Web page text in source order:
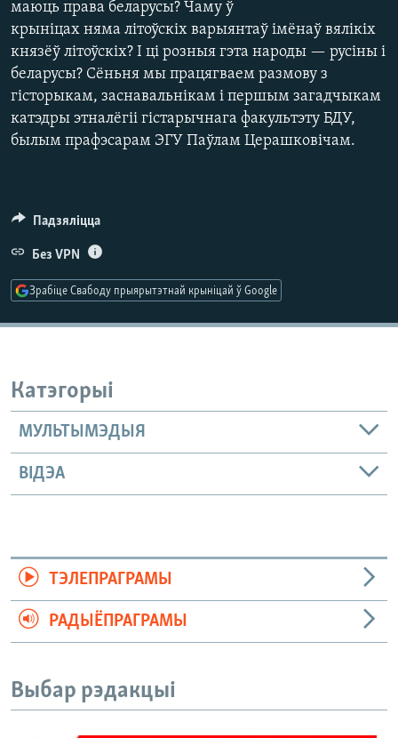
КУЛЬТУРА
КАЛЯНДАР
МОВА
НА ХВАЛЯХ СВАБОДЫ
маюць права беларусы? Чаму ў
крыніцах няма літоўскіх варыянтаў імёнаў вялікіх
князёў літоўскіх? І ці розныя гэта народы — русіны і
беларусы? Сёньня мы працягваем размову з
гісторыкам, заснавальнікам і першым загадчыкам
катэдры этналёгіі гістарычнага факультэту БДУ,
былым прафэсарам ЭГУ Паўлам Церашковічам.
Падзяліцца
Без VPN
Зрабіце Свабоду прыярытэтнай крыніцай ў Google
Катэгорыі
МУЛЬТЫМЭДЫЯ
ВІДЭА
ТЭЛЕПРАГРАМЫ
РАДЫЁПРАГРАМЫ
Выбар рэдакцыі